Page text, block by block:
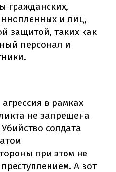
гражданских,
и лиц,
защитой, таких как
персонал и
в рамках
не запрещена
солдата
при этом не
А вот